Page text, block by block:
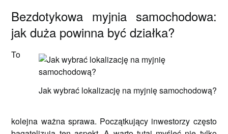
Bezdotykowa myjnia samochodowa:
jak duża powinna być działka?
Jak wybrać lokalizację na myjnię samochodową?
To
kolejna ważna sprawa. Początkujący inwestorzy często